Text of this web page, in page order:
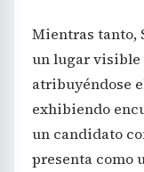
Mientras tanto,
un lugar visible
atribuyéndose
exhibiendo
un candidato
presenta como